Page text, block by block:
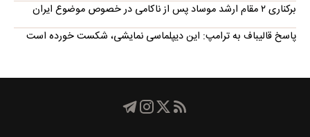
برکناری ۲ مقام ارشد موساد پس از ناکامی در خصوص موضوع ایران
پاسخ قالیباف به ترامپ: این دیپلماسی نمایشی، شکست خورده است